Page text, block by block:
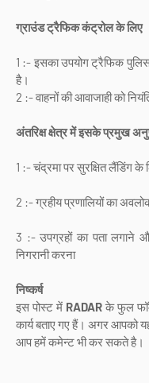
ग्राउंड ट्रैफिक कंट्रोल के लिए
1 :- इसका उपयोग ट्रैफिक पुलिस
है।
2 :- वाहनों की आवाजाही को
अंतरिक्ष क्षेत्र में इसके प्रमुख
1 :- चंद्रमा पर सुरक्षित लैंडिंग के
2 :- ग्रहीय प्रणालियों का
3 :- उपग्रहों का पता
निगरानी करना
निष्कर्ष
इस पोस्ट में RADAR के फुल
कार्य बताए गए हैं। अगर आपको
आप हमें कमेन्ट भी कर सकते है।